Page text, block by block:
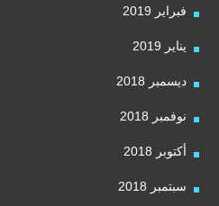
فبراير 2019
يناير 2019
ديسمبر 2018
نوفمبر 2018
أكتوبر 2018
سبتمبر 2018